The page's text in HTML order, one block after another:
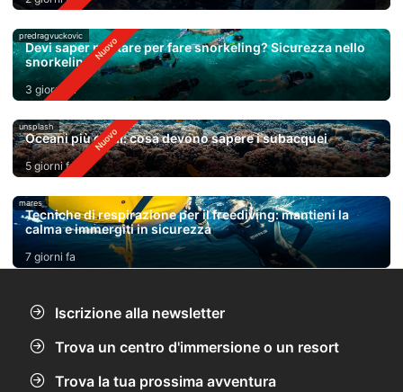
predragvuckovic
Devi saper nuotare per fare snorkeling? Sicurezza nello
snorkeling
3 giorni fa
unsplash
Oceani più caldi: cosa devono sapere i subacquei
5 giorni fa
mares
Tecniche di respirazione per il freediving: mantieni la
calma e immergiti in sicurezza
7 giorni fa
Iscrizione alla newsletter
Trova un centro d'immersione o un resort
Trova la tua prossima avventura